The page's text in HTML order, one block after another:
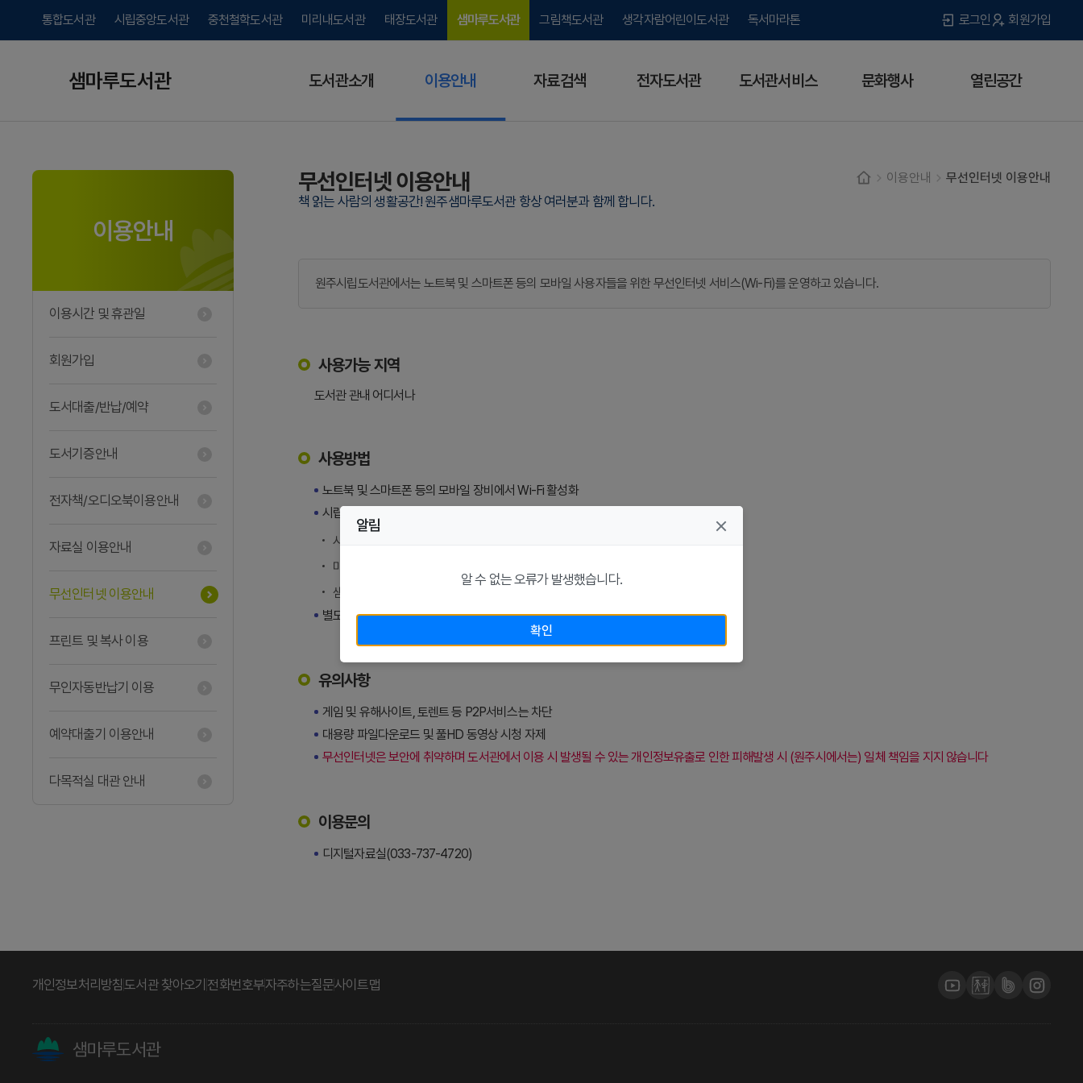
샘마루도서관
통합도서관 시립중앙도서관 중천철학도서관 미리내도서관 태장도서관 샘마루도서관 그림책도서관 생각자람어린이도서관 독서마라톤 로그인 회원가입
도서관소개 이용안내 자료검색 전자도서관 도서관서비스 문화행사 열린공간
이용안내
이용시간 및 휴관일
회원가입
도서대출/반납/예약
도서기증안내
전자책/오디오북이용안내
자료실 이용안내
무선인터넷 이용안내
프린트 및 복사 이용
무인자동반납기 이용
예약대출기 이용안내
다목적실 대관 안내
무선인터넷 이용안내
책 읽는 사람의 생활공간! 원주샘마루도서관 항상 여러분과 함께 합니다.
이용안내 무선인터넷 이용안내
원주시립도서관에서는 노트북 및 스마트폰 등의 모바일 사용자들을 위한 무선인터넷 서비스(Wi-Fi)를 운영하고 있습니다.
사용가능 지역
도서관 관내 어디서나
사용방법
노트북 및 스마트폰 등의 모바일 장비에서 Wi-Fi 활성화
시립도서관 무선 네트워크 접속
시립중앙도서관, 중천철학도서관, 태장도서관 : Wonju_Lib
미리내도서관 : WJ_lib_Free_WIFI
샘마루도서관 : WJ_lib_Free_WIFI
별도의 인증절차 없이 사용
유의사항
게임 및 유해사이트, 토렌트 등 P2P서비스는 차단
대용량 파일다운로드 및 풀HD 동영상 시청 자제
무선인터넷은 보안에 취약하며 도서관에서 이용 시 발생될 수 있는 개인정보유출로 인한 피해발생 시 (원주시에서는) 일체 책임을 지지 않습니다
이용문의
디지털자료실(033-737-4720)
개인정보처리방침도서관 찾아오기 전화번호부자주하는질문사이트맵
샘마루도서관
알림
알 수 없는 오류가 발생했습니다.
확인